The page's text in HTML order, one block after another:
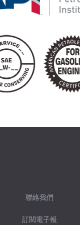
聯絡我們
訂閱電子報